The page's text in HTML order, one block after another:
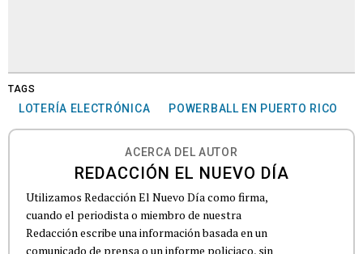
TAGS
LOTERÍA ELECTRÓNICA POWERBALL EN PUERTO RICO
ACERCA DEL AUTOR
REDACCIÓN EL NUEVO DÍA
Utilizamos Redacción El Nuevo Día como firma,
cuando el periodista o miembro de nuestra
Redacción escribe una información basada en un
comunicado de prensa o un informe policiaco, sin